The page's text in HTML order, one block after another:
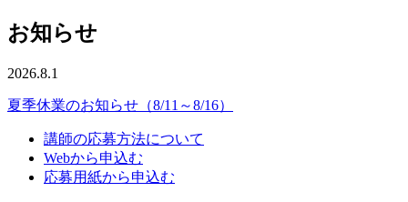
お知らせ
2026.8.1
夏季休業のお知らせ（8/11～8/16）
講師の応募方法について
Webから申込む
応募用紙から申込む